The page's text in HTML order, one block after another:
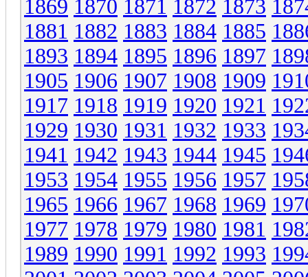
1869 1870 1871 1872 1873
1881 1882 1883 1884 1885
1893 1894 1895 1896 1897
1905 1906 1907 1908 1909
1917 1918 1919 1920 1921
1929 1930 1931 1932 1933
1941 1942 1943 1944 1945
1953 1954 1955 1956 1957
1965 1966 1967 1968 1969
1977 1978 1979 1980 1981
1989 1990 1991 1992 1993